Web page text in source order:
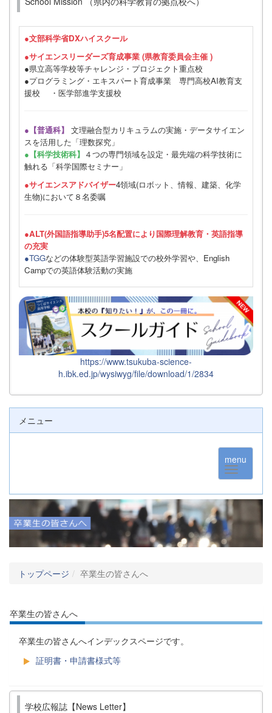
●文部科学省DXハイスクール
●サイエンスリーダーズ育成事業 (県教育委員会主催 )
●県立高等学校等チャレンジ・プロジェクト重点校
●プログラミング・エキスパート育成事業 専門高校AI教育支
援校 ・医学部進学支援校
●【普通科】 文理融合型カリキュラムの実施・データサイエン
スを活用した「理数探究」
●【科学技術科】 ４つの専門領域を設定・最先端の科学技術に
触れる「科学国際セミナー」
●サイエンスアドバイザー4領域(ロボット、情報、建築、化学
生物)において８名委嘱
●ALT(外国語指導助手)5名配置により国際理解教育・英語指導
の充実
●TGGなどの体験型英語学習施設での校外学習や、English
Campでの英語体験活動の実施
https://www.tsukuba-science-
h.ibk.ed.jp/wysiwyg/file/download/1/2834
メニュー
menu
トップページ 卒業生の皆さんへ
卒業生の皆さんへ
卒業生の皆さんへインデックスページです。
証明書・申請書様式等
学校広報誌【News Letter】